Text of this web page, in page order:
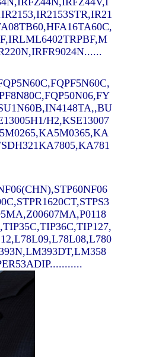
H2,KSE13007